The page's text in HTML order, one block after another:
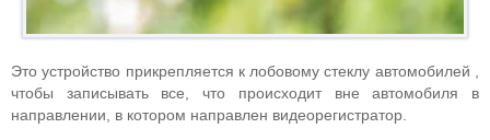
Это устройство прикрепляется к лобовому стеклу автомобилей ,
чтобы записывать все, что происходит вне автомобиля в
направлении, в котором направлен видеорегистратор.